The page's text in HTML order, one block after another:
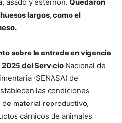
asado y esternón. Quedaron
largos, como el
sobre la entrada en vigencia
2025 del Servicio Nacional de
(SENASA) de
las condiciones
material reproductivo,
cárnicos de animales